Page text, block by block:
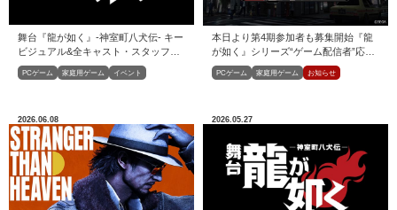
PCゲーム 家庭用ゲーム イベント
舞台『龍が如く』-神室町八犬伝- キー
ビジュアル&全キャスト・スタッフ解
禁！
PCゲーム 家庭用ゲーム お知らせ
本日より第4期参加者も募集開始『龍
が如く』シリーズ“ゲーム配信者”応援
プロジェクト
2026.06.08 2026.05.27